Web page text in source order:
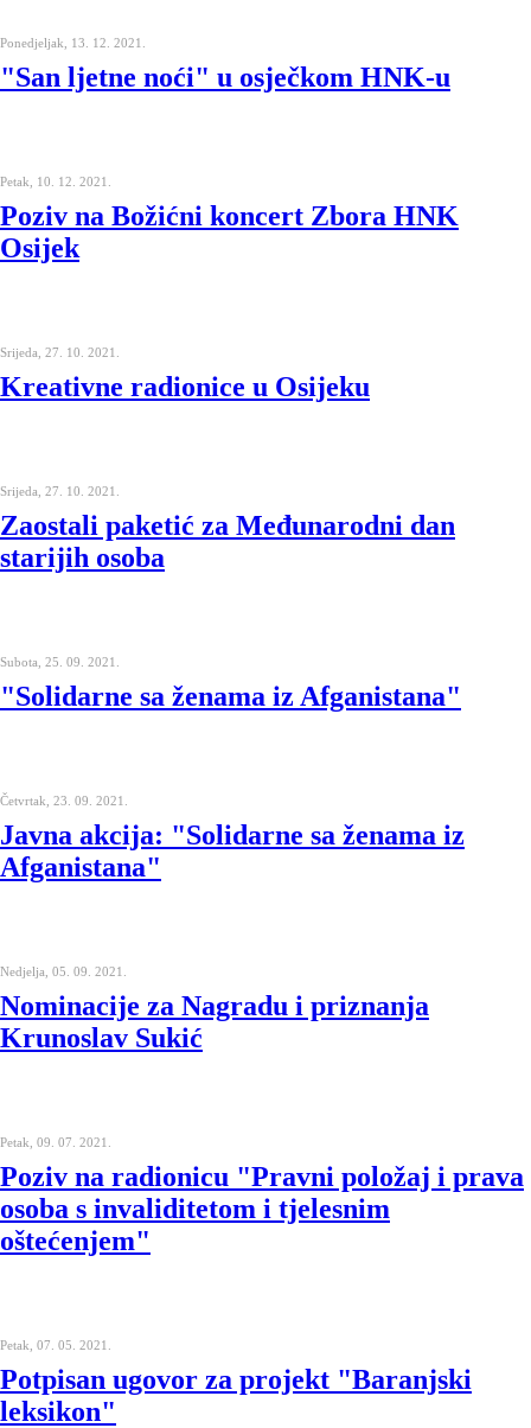
Ponedjeljak, 13. 12. 2021.
"San ljetne noći" u osječkom HNK-u
Petak, 10. 12. 2021.
Poziv na Božićni koncert Zbora HNK
Osijek
Srijeda, 27. 10. 2021.
Kreativne radionice u Osijeku
Srijeda, 27. 10. 2021.
Zaostali paketić za Međunarodni dan
starijih osoba
Subota, 25. 09. 2021.
"Solidarne sa ženama iz Afganistana"
Četvrtak, 23. 09. 2021.
Javna akcija: "Solidarne sa ženama iz
Afganistana"
Nedjelja, 05. 09. 2021.
Nominacije za Nagradu i priznanja
Krunoslav Sukić
Petak, 09. 07. 2021.
Poziv na radionicu "Pravni položaj i prava
osoba s invaliditetom i tjelesnim
oštećenjem"
Petak, 07. 05. 2021.
Potpisan ugovor za projekt "Baranjski
leksikon"